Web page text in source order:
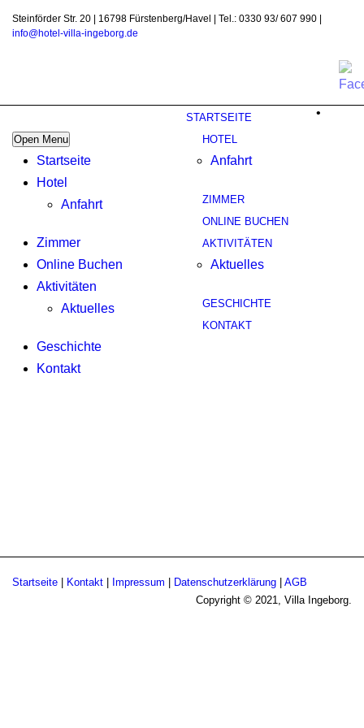
Steinförder Str. 20 | 16798 Fürstenberg/Havel | Tel.: 0330 93/ 607 990 |
info@hotel-villa-ingeborg.de
Open Menu
Startseite
Hotel
Anfahrt
Zimmer
Online Buchen
Aktivitäten
Aktuelles
Geschichte
Kontakt
STARTSEITE
HOTEL
Anfahrt
ZIMMER
ONLINE BUCHEN
AKTIVITÄTEN
Aktuelles
GESCHICHTE
KONTAKT
•
Startseite Kontakt Impressum Datenschutzerklärung
AGB
Copyright © 2021, Villa Ingeborg.